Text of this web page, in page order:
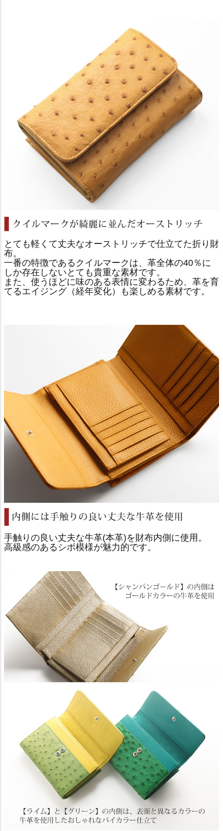
とても軽くて丈夫なオーストリッチで仕立てた折り財
布。
一番の特徴であるクイルマークは、革全体の40％に
しか存在しないとても貴重な素材です。
また、使うほどに味のある表情に変わるため、革を育
てるエイジング（経年変化）も楽しめる素材です。
手触りの良い丈夫な牛革(本革)を財布内側に使用。
高級感のあるシボ模様が魅力的です。